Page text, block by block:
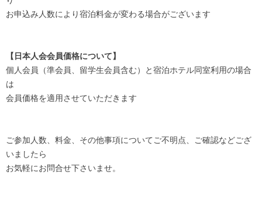
お申込み人数により宿泊料金が変わる場合がございます
【日本人会会員価格について】
個人会員（準会員、留学生会員含む）と宿泊ホテル同室利用の場合
は
会員価格を適用させていただきます
ご参加人数、料金、その他事項についてご不明点、ご確認などござ
いましたら
お気軽にお問合せ下さいませ。